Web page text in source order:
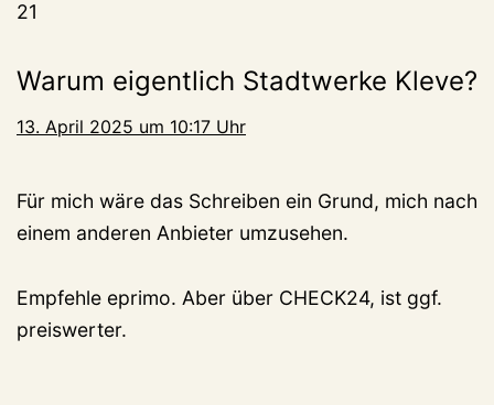
21
Warum eigentlich Stadtwerke Kleve?
13. April 2025 um 10:17 Uhr
Für mich wäre das Schreiben ein Grund, mich nach
einem anderen Anbieter umzusehen.
Empfehle eprimo. Aber über CHECK24, ist ggf.
preiswerter.